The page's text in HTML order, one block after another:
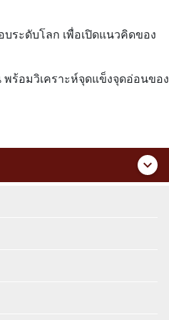
ระดับโลก เพื่อเปิดแนวคิดของ
พร้อมวิเคราะห์จุดแข็งจุดอ่อนของ